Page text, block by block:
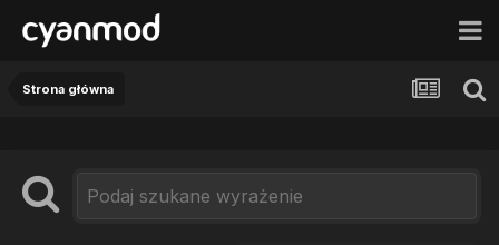
Strona główna